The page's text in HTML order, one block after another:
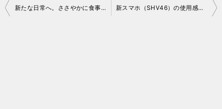
投
新たな日常へ。ささやかに食事会 新スマホ（SHV46）の使用感などをインプレッション